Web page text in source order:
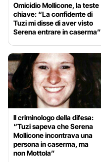
Omicidio Mollicone, la teste
chiave: “La confidente di
Tuzi mi disse di aver visto
Serena entrare in caserma”
Il criminologo della difesa:
“Tuzi sapeva che Serena
Mollicone incontrava una
persona in caserma, ma
non Mottola”